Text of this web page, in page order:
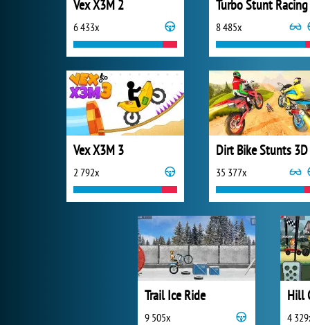
Vex X3M 2
6 433x
Turbo Stunt Racing
8 485x
Vex X3M 3
2 792x
Dirt Bike Stunts 3D
35 377x
Trail Ice Ride
9 505x
Hill
4